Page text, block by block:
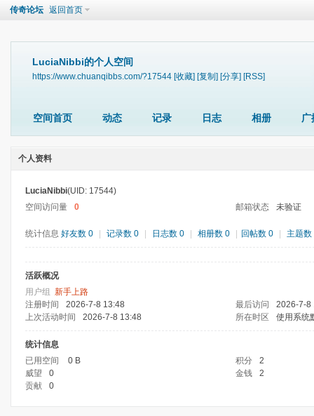
传奇论坛 返回首页
LuciaNibbi的个人空间
https://www.chuanqibbs.com/?17544 [收藏] [复制] [分享] [RSS]
空间首页 动态 记录 日志 相册 广
个人资料
LuciaNibbi(UID: 17544)
空间访问量
0 邮箱状态 未验证
统计信息 好友数 0 记录数 0 日志数 0 相册数 0 回帖数 0 主题数
活跃概况
用户组 新手上路
注册时间
2026-7-8 13:48 最后访问
2026-7-8
上次活动时间
2026-7-8 13:48 所在时区 使用系统
统计信息
已用空间
0 B 积分
2
威望
0 金钱
2
贡献
0